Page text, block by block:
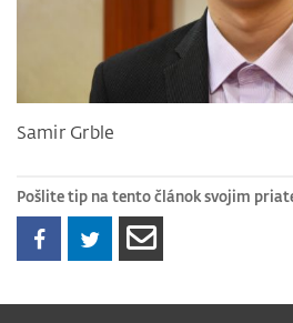
Samir Grble
Pošlite tip na tento článok svojim